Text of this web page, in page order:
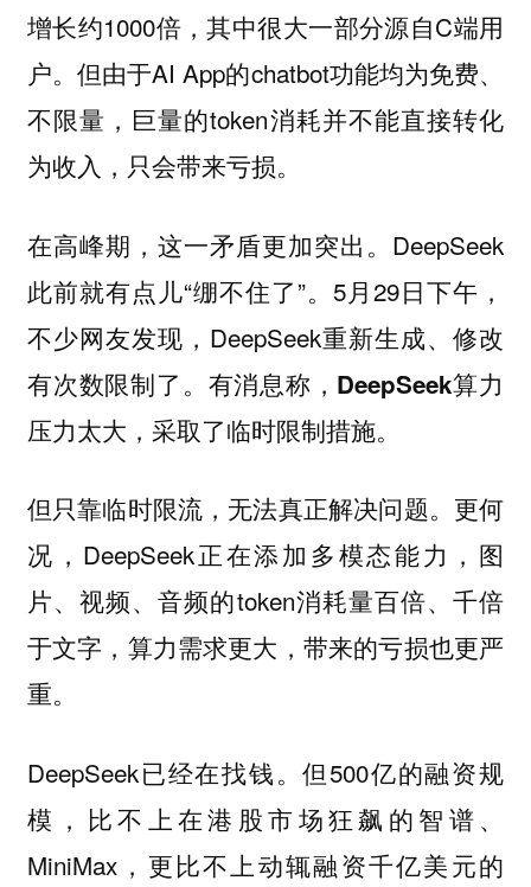
增长约1000倍，其中很大一部分源自C端用
户。但由于AI App的chatbot功能均为免费、
不限量，巨量的token消耗并不能直接转化
为收入，只会带来亏损。
在高峰期，这一矛盾更加突出。DeepSeek
此前就有点儿“绷不住了”。5月29日下午，
不少网友发现，DeepSeek重新生成、修改
有次数限制了。有消息称， DeepSeek算力
压力太大，采取了临时限制措施。
但只靠临时限流，无法真正解决问题。更何
况，DeepSeek正在添加多模态能力，图
片、视频、音频的token消耗量百倍、千倍
于文字，算力需求更大，带来的亏损也更严
重。
DeepSeek已经在找钱。但500亿的融资规
模，比不上在港股市场狂飙的智谱、
MiniMax，更比不上动辄融资千亿美元的